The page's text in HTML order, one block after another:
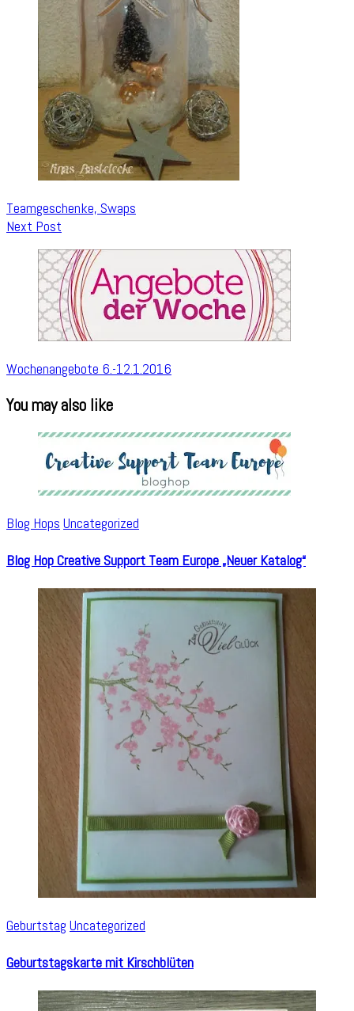
Teamgeschenke, Swaps
Next Post
Wochenangebote 6.-12.1.2016
You may also like
Blog Hops Uncategorized
Blog Hop Creative Support Team Europe „Neuer Katalog“
Geburtstag Uncategorized
Geburtstagskarte mit Kirschblüten